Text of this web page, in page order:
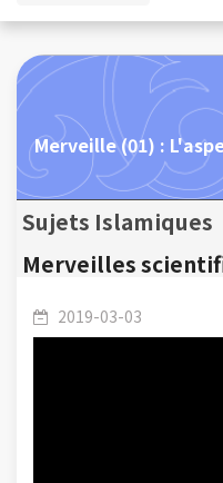
Merveille (01) :
Sujets Islamiques
Merveilles
2019-03-03